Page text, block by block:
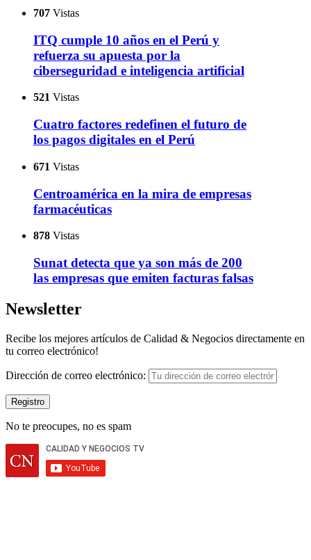
707 Vistas
ITQ cumple 10 años en el Perú y
refuerza su apuesta por la
ciberseguridad e inteligencia artificial
521 Vistas
Cuatro factores redefinen el futuro de
los pagos digitales en el Perú
671 Vistas
Centroamérica en la mira de empresas
farmacéuticas
878 Vistas
Sunat detecta que ya son más de 200
las empresas que emiten facturas falsas
Newsletter
Recibe los mejores artículos de Calidad & Negocios directamente en
tu correo electrónico!
Dirección de correo electrónico:
No te preocupes, no es spam